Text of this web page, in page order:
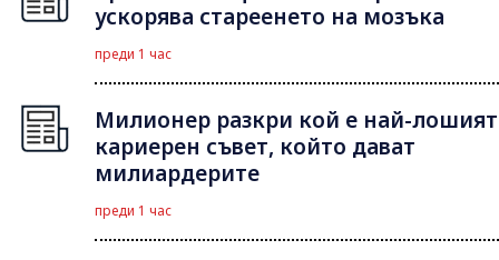
ускорява стареенето на мозъка
преди 1 час
Милионер разкри кой е най-лошият
кариерен съвет, който дават
милиардерите
преди 1 час